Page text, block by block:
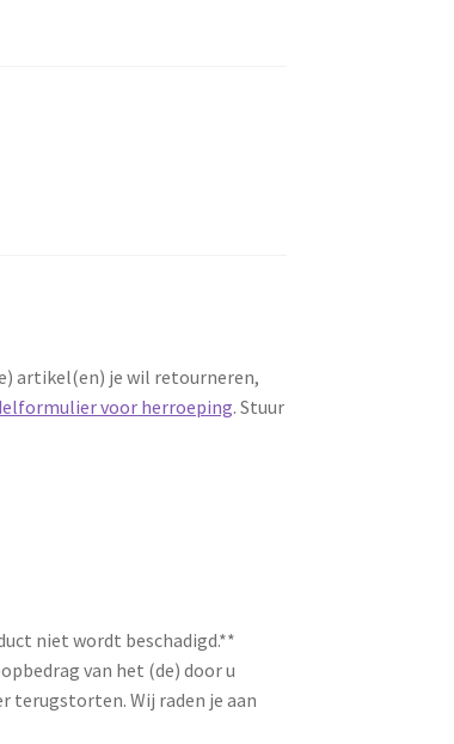
artikel(en) je wil retourneren,
voor herroeping. Stuur
niet wordt beschadigd.**
van het (de) door u
terugstorten. Wij raden je aan